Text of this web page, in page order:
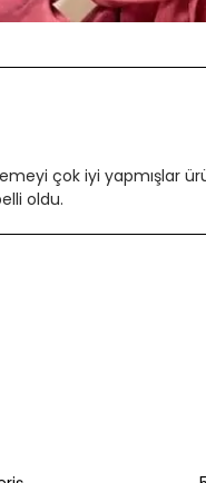
çok iyi yapmışlar
oldu.